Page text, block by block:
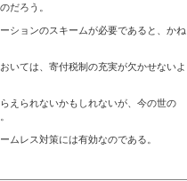
だろう。
ションのスキームが必要であると、かね
いては、寄付税制の充実が欠かせないよ
えられないかもしれないが、今の世の
ムレス対策には有効なのである。